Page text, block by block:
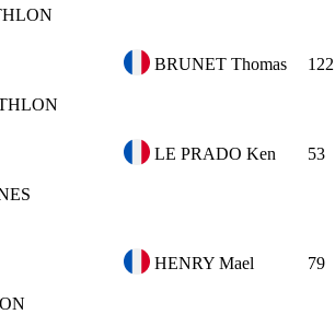
BRUNET Thomas 122
LE PRADO Ken 53
HENRY Mael 79